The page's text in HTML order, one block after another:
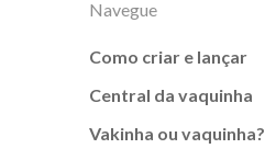
Navegue
Como criar e lançar
Central da vaquinha
Vakinha ou vaquinha?